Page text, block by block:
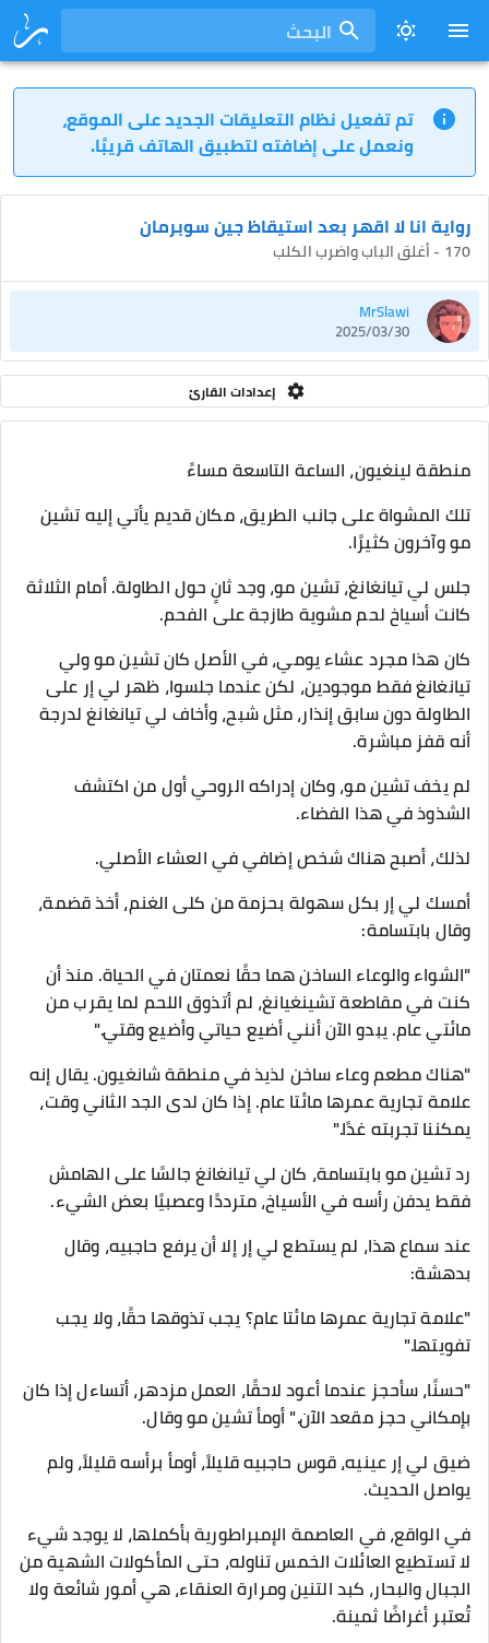
البحث
تم تفعيل نظام التعليقات الجديد على الموقع،
ونعمل على إضافته لتطبيق الهاتف قريبًا.
رواية انا لا اقهر بعد استيقاظ جين سوبرمان
170 - أغلق الباب واضرب الكلب
MrSlawi
2025/03/30
إعدادات القارئ
منطقة لينغيون، الساعة التاسعة مساءً
تلك المشواة على جانب الطريق، مكان قديم يأتي إليه تشين
مو وآخرون كثيرًا.
جلس لي تيانغانغ، تشين مو، وجد ثانٍ حول الطاولة. أمام الثلاثة
كانت أسياخ لحم مشوية طازجة على الفحم.
كان هذا مجرد عشاء يومي، في الأصل كان تشين مو ولي
تيانغانغ فقط موجودين، لكن عندما جلسوا، ظهر لي إر على
الطاولة دون سابق إنذار، مثل شبح، وأخاف لي تيانغانغ لدرجة
أنه قفز مباشرة.
لم يخف تشين مو، وكان إدراكه الروحي أول من اكتشف
الشذوذ في هذا الفضاء.
لذلك، أصبح هناك شخص إضافي في العشاء الأصلي.
أمسك لي إر بكل سهولة بحزمة من كلى الغنم، أخذ قضمة،
وقال بابتسامة:
"الشواء والوعاء الساخن هما حقًا نعمتان في الحياة. منذ أن
كنت في مقاطعة تشينغيانغ، لم أتذوق اللحم لما يقرب من
مائتي عام. يبدو الآن أنني أضيع حياتي وأضيع وقتي."
"هناك مطعم وعاء ساخن لذيذ في منطقة شانغيون. يقال إنه
علامة تجارية عمرها مائتا عام. إذا كان لدى الجد الثاني وقت،
يمكننا تجربته غدًا."
رد تشين مو بابتسامة، كان لي تيانغانغ جالسًا على الهامش
فقط يدفن رأسه في الأسياخ، مترددًا وعصبيًا بعض الشيء.
عند سماع هذا، لم يستطع لي إر إلا أن يرفع حاجبيه، وقال
بدهشة:
"علامة تجارية عمرها مائتا عام؟ يجب تذوقها حقًا، ولا يجب
تفويتها."
"حسنًا، سأحجز عندما أعود لاحقًا، العمل مزدهر، أتساءل إذا كان
بإمكاني حجز مقعد الآن." أومأ تشين مو وقال.
ضيق لي إر عينيه، قوس حاجبيه قليلاً، أومأ برأسه قليلاً، ولم
يواصل الحديث.
في الواقع، في العاصمة الإمبراطورية بأكملها، لا يوجد شيء
لا تستطيع العائلات الخمس تناوله، حتى المأكولات الشهية من
الجبال والبحار، كبد التنين ومرارة العنقاء، هي أمور شائعة ولا
تُعتبر أغراضًا ثمينة.